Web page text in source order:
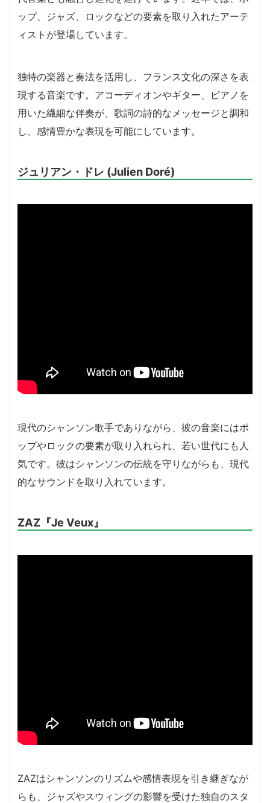
ップ、ジャズ、ロックなどの要素を取り入れたアーテ
ィストが登場しています。
独特の楽器と奏法を活用し、フランス文化の深さを表
現する音楽です。アコーディオンやギター、ピアノを
用いた繊細な伴奏が、歌詞の詩的なメッセージと調和
し、感情豊かな表現を可能にしています。
ジュリアン・ドレ (Julien Doré)
現代のシャンソン歌手でありながら、彼の音楽にはポ
ップやロックの要素が取り入れられ、若い世代にも人
気です。彼はシャンソンの伝統を守りながらも、現代
的なサウンドを取り入れています。
ZAZ『Je Veux』
ZAZはシャンソンのリズムや感情表現を引き継ぎなが
らも、ジャズやスウィングの影響を受けた独自のスタ